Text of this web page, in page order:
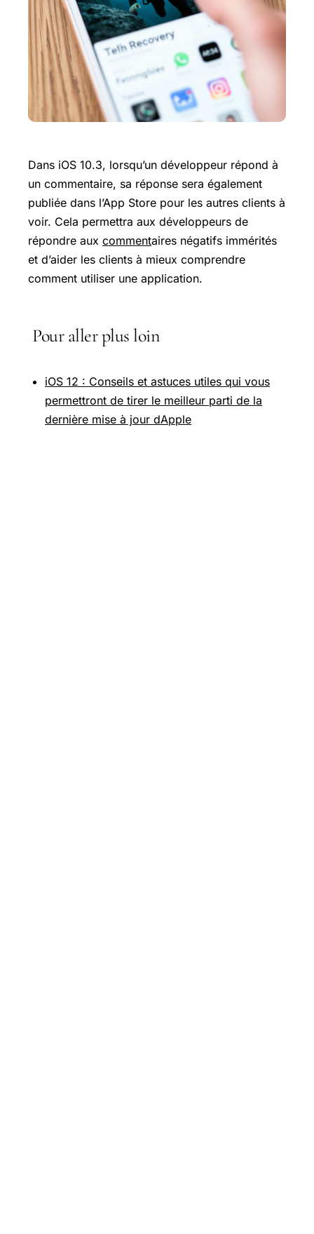
Dans iOS 10.3, lorsqu’un développeur répond à
un commentaire, sa réponse sera également
publiée dans l’App Store pour les autres clients à
voir. Cela permettra aux développeurs de
répondre aux commentaires négatifs immérités
et d’aider les clients à mieux comprendre
comment utiliser une application.
Pour aller plus loin
iOS 12 : Conseils et astuces utiles qui vous
permettront de tirer le meilleur parti de la
dernière mise à jour dApple